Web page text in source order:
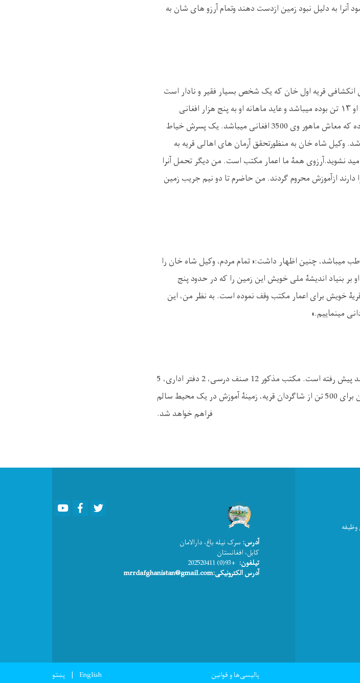
به دلیل نبود زمین ازدست دهند وتمام آرزو های شان به
قریه اول خان که یک شخص بسیار فقیر و نادار است
۱۳ تن بوده میباشد و عاید ماهانه او به پنج هزار افغانی
میرسد. وکیل شاه خان رانندۀ موتر یک مدرسۀ دینی بوده که معاش ماهور وی 3500 افغانی میباشد. یک پسرش خیاط
نیز از1500 الی 2000 افغانی میباشد. وکیل شاه خان به منظورتحقق آرمان های اهالی قریه به
نشوید.آرزوی همۀ ما اعمار مکتب است. من دیگر تحمل آنرا
دارند ازآموزش محروم گردند. من حاضرم تا دو نیم جریب زمین
چنین اظهار داشت:« تمام مردم، وکیل شاه خان را
بنیاد اندیشۀ ملی خویش این زمین را که در حدود پنج
خویش برای اعمار مکتب وقف نموده است. به نظر من، این
مینماییم.»
اکنون کار اعمار این مکتب آغاز گردیده و 43 درصد پیش رفته است. مکتب مذکور 12 صنف درسی، 2 دفتر اداری، 5
تشناب و250 متر دیوار احاطوی دارد که با تکمیل آن برای 500 تن از شاگردان قریه، زمینۀ آموزش در یک محیط سالم
فراهم خواهد شد.
Youtube Facebook
آدرس: سرک نیله باغ، دارالامان
کابل، افغانستان
تیلفون: +93(0) 202520411
آدرس الکترونیکی:mrrdafghanistan@gmail.com
Footer menu
پالیسی‌ها و قوانین English پښتو